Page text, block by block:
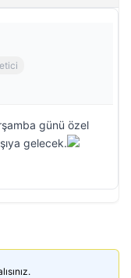
günü özel
gelecek.